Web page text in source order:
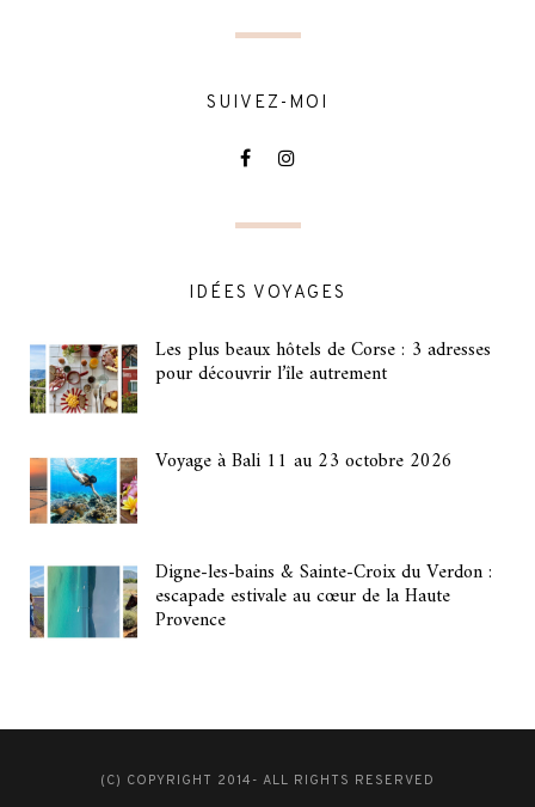
SUIVEZ-MOI
IDÉES VOYAGES
Les plus beaux hôtels de Corse : 3 adresses
pour découvrir l’île autrement
Voyage à Bali 11 au 23 octobre 2026
Digne-les-bains & Sainte-Croix du Verdon :
escapade estivale au cœur de la Haute
Provence
(C) COPYRIGHT 2014- ALL RIGHTS RESERVED